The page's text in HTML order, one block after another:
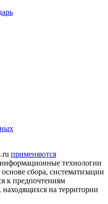
применяются
технологии
сбора, систематизации
к предпочтениям
находящихся на территории